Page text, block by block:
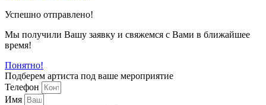
Успешно отправлено!
Мы получили Вашу заявку и свяжемся с Вами в ближайшее
время!
Понятно!
Подберем артиста под ваше мероприятие
Телефон
Имя